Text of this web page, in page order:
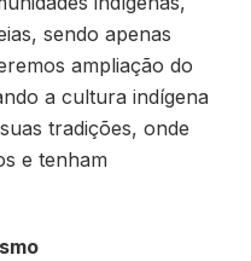
sendo apenas
ampliação do
a cultura indígena
tradições, onde
e tenham